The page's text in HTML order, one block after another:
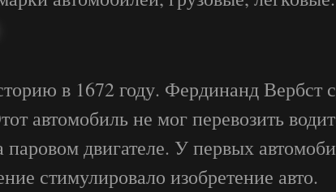
в 1672 году. Фердинанд Вербст
автомобиль не мог перевозить
двигателе. У первых
стимулировало изобретение авто.